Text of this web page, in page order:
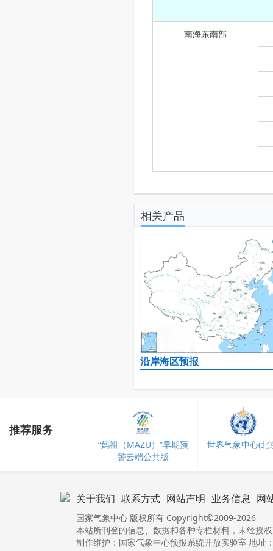
南海东南部
相关产品
沿岸海区预报
推荐服务
“妈祖（MAZU）”早期预
警云端公共版
世界气象中心(北
关于我们 联系方式 网站声明 业务信息 网
国家气象中心 版权所有 Copyright©2009-2026
本站所刊登的信息、数据和各种专栏材料，未经授
制作维护：国家气象中心预报系统开放实验室 地址